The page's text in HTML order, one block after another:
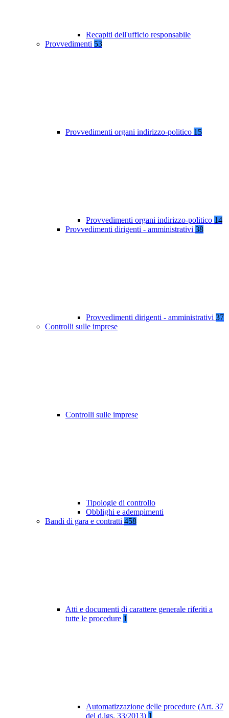
Recapiti dell'ufficio responsabile
Provvedimenti 53
Provvedimenti organi indirizzo-politico 15
Provvedimenti organi indirizzo-politico 14
Provvedimenti dirigenti - amministrativi 38
Provvedimenti dirigenti - amministrativi 37
Controlli sulle imprese
Controlli sulle imprese
Tipologie di controllo
Obblighi e adempimenti
Bandi di gara e contratti 458
Atti e documenti di carattere generale riferiti a
tutte le procedure 1
Automatizzazione delle procedure (Art. 37
del d.lgs. 33/2013) 1